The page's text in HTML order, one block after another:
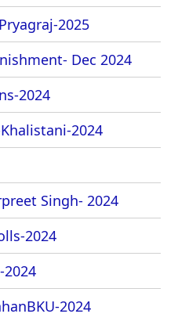
2025
Dec 2024
2024
2024
Singh- 2024
2024
2024